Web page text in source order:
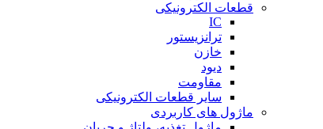
قطعات الکترونیکی
IC
ترانزیستور
خازن
دیود
مقاومت
سایر قطعات الکترونیکی
ماژول های کاربردی